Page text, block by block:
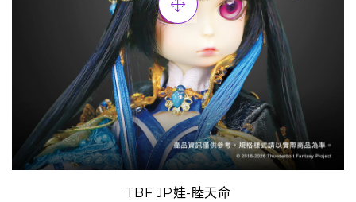
TBF JP娃-睦天命